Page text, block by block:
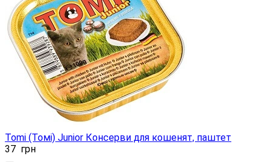
Tomi (Томі) Junior Консерви для кошенят, паштет
37 грн